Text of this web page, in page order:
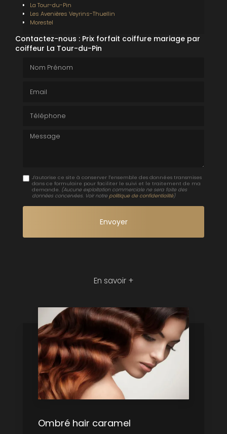
La Tour-du-Pin
Les Avenières Veyrins-Thuellin
Morestel
Contactez-nous : Prix forfait coiffure mariage par
coiffeur La Tour-du-Pin
Message
J'autorise ce site à conserver l'ensemble des données transmises
dans ce formulaire pour faciliter le suivi et le traitement de ma
demande. (Aucune exploitation commerciale ne sera faite des
données concervées. Voir notre politique de confidentialité)
En savoir +
Ombré hair caramel